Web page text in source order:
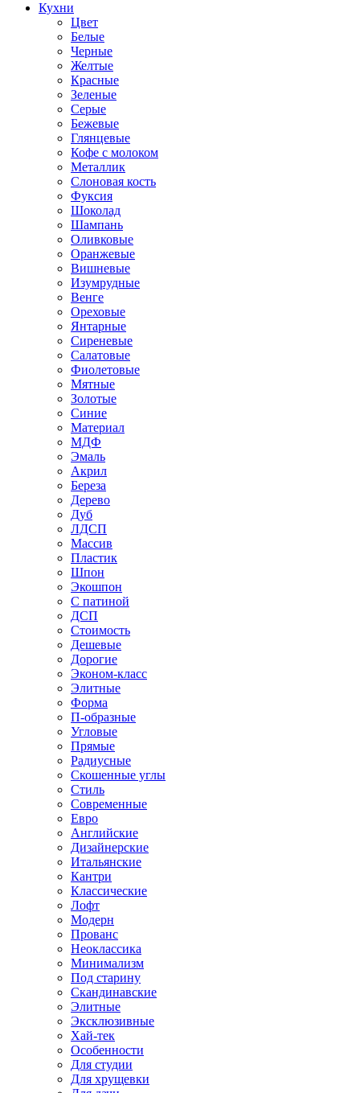
Кухни
Цвет
Белые
Черные
Желтые
Красные
Зеленые
Серые
Бежевые
Глянцевые
Кофе с молоком
Металлик
Слоновая кость
Фуксия
Шоколад
Шампань
Оливковые
Оранжевые
Вишневые
Изумрудные
Венге
Ореховые
Янтарные
Сиреневые
Салатовые
Фиолетовые
Мятные
Золотые
Синие
Материал
МДФ
Эмаль
Акрил
Береза
Дерево
Дуб
ЛДСП
Массив
Пластик
Шпон
Экошпон
С патиной
ДСП
Стоимость
Дешевые
Дорогие
Эконом-класс
Элитные
Форма
П-образные
Угловые
Прямые
Радиусные
Скошенные углы
Стиль
Современные
Евро
Английские
Дизайнерские
Итальянские
Кантри
Классические
Лофт
Модерн
Прованс
Неоклассика
Минимализм
Под старину
Скандинавские
Элитные
Эксклюзивные
Хай-тек
Особенности
Для студии
Для хрущевки